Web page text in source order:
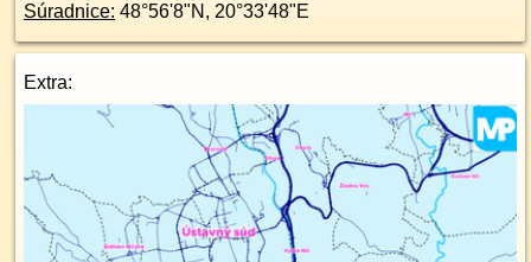
Súradnice: 48°56'8"N , 20°33'48"E
Extra: